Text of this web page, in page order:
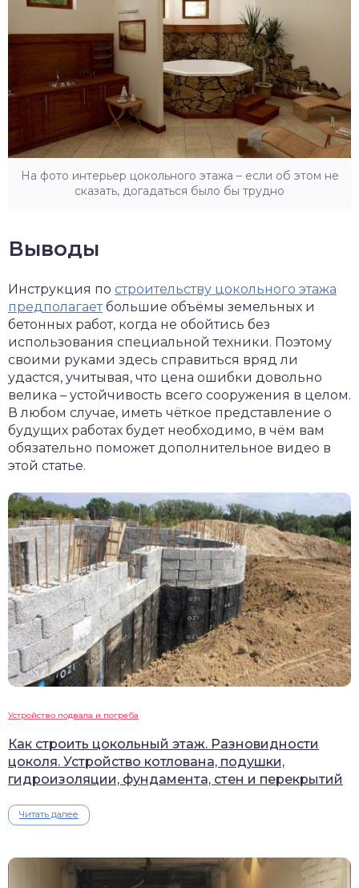
На фото интерьер цокольного этажа – если об этом не
сказать, догадаться было бы трудно
Выводы
Инструкция по строительству цокольного этажа
предполагаетбольшие объёмы земельных и
бетонных работ, когда не обойтись без
использования специальной техники. Поэтому
своими руками здесь справиться вряд ли
удастся, учитывая, что цена ошибки довольно
велика – устойчивость всего сооружения в целом.
В любом случае, иметь чёткое представление о
будущих работах будет необходимо, в чём вам
обязательно поможет дополнительное видео в
этой статье.
Устройство подвала и погреба
Как строить цокольный этаж. Разновидности
цоколя. Устройство котлована, подушки,
гидроизоляции, фундамента, стен и перекрытий
Читать далее